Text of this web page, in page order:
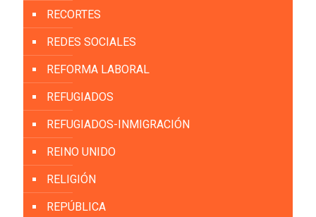
RECORTES
REDES SOCIALES
REFORMA LABORAL
REFUGIADOS
REFUGIADOS-INMIGRACIÓN
REINO UNIDO
RELIGIÓN
REPÚBLICA